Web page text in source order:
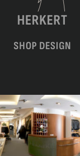
HERKERT
SHOP DESIGN